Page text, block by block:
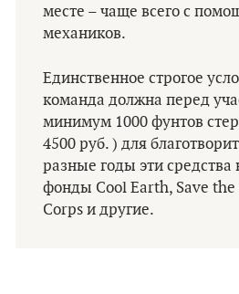
месте – чаще всего с
механиков.
Единственное строгое
команда должна перед
минимум 1000 фунтов
4500 руб. ) для
разные годы эти средства
фонды Cool Earth, Save
Corps и другие.